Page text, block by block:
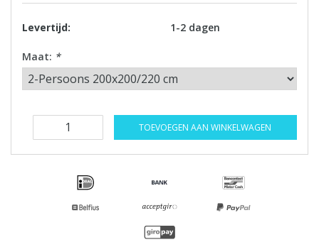
Levertijd: 1-2 dagen
Maat: *
TOEVOEGEN AAN WINKELWAGEN